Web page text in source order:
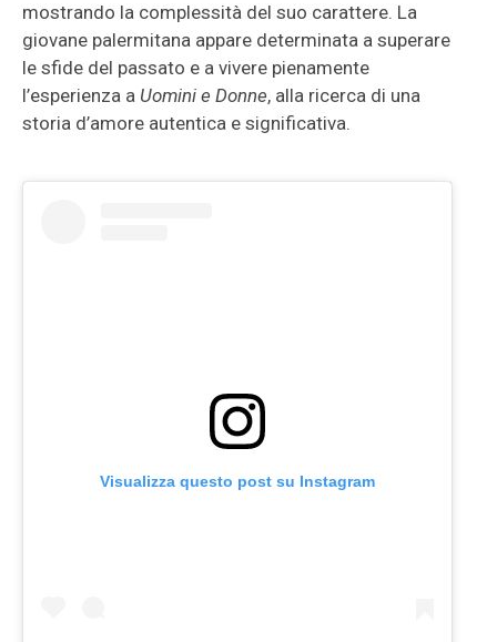
mostrando la complessità del suo carattere. La
giovane palermitana appare determinata a superare
le sfide del passato e a vivere pienamente
l’esperienza a Uomini e Donne, alla ricerca di una
storia d’amore autentica e significativa.
Visualizza questo post su Instagram